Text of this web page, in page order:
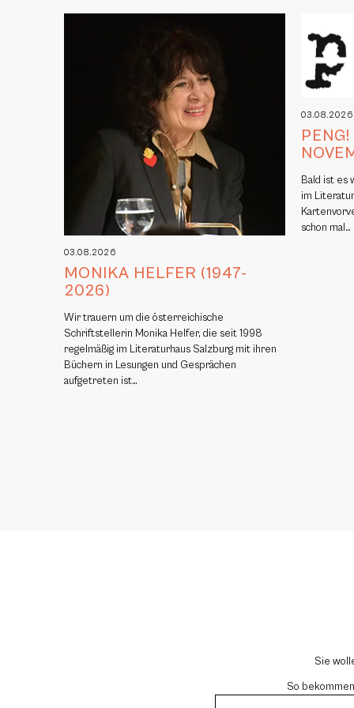
03.08.2026
MONIKA HELFER (1947-
2026)
Wir trauern um die österreichische
Schriftstellerin Monika Helfer, die seit 1998
regelmäßig im Literaturhaus Salzburg mit ihren
Büchern in Lesungen und Gesprächen
aufgetreten ist…
03.08.2026
Bald ist es
im
schon mal…
Sie
So